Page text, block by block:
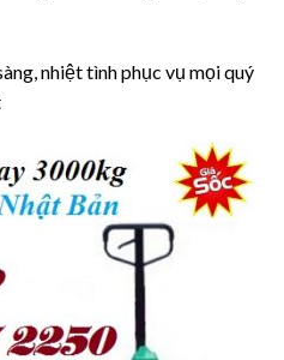
nhiệt tình phục vụ mọi quý